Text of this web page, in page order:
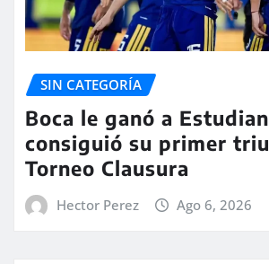
SIN CATEGORÍA
Boca le ganó a
consiguió su primer
Torneo Clausura
Hector Perez Ago 6, 2026